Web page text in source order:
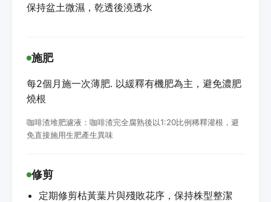
保持盆土微濕，乾透後澆透水
施肥
每2個月施一次薄肥. 以緩釋有機肥為主，避免濃肥
燒根
咖啡渣堆肥濾液：咖啡渣完全腐熟後以1:20比例稀釋灌根，避
免直接施用生肥產生異味
修剪
定期修剪枯黃葉片與殘敗花序，保持株型整潔